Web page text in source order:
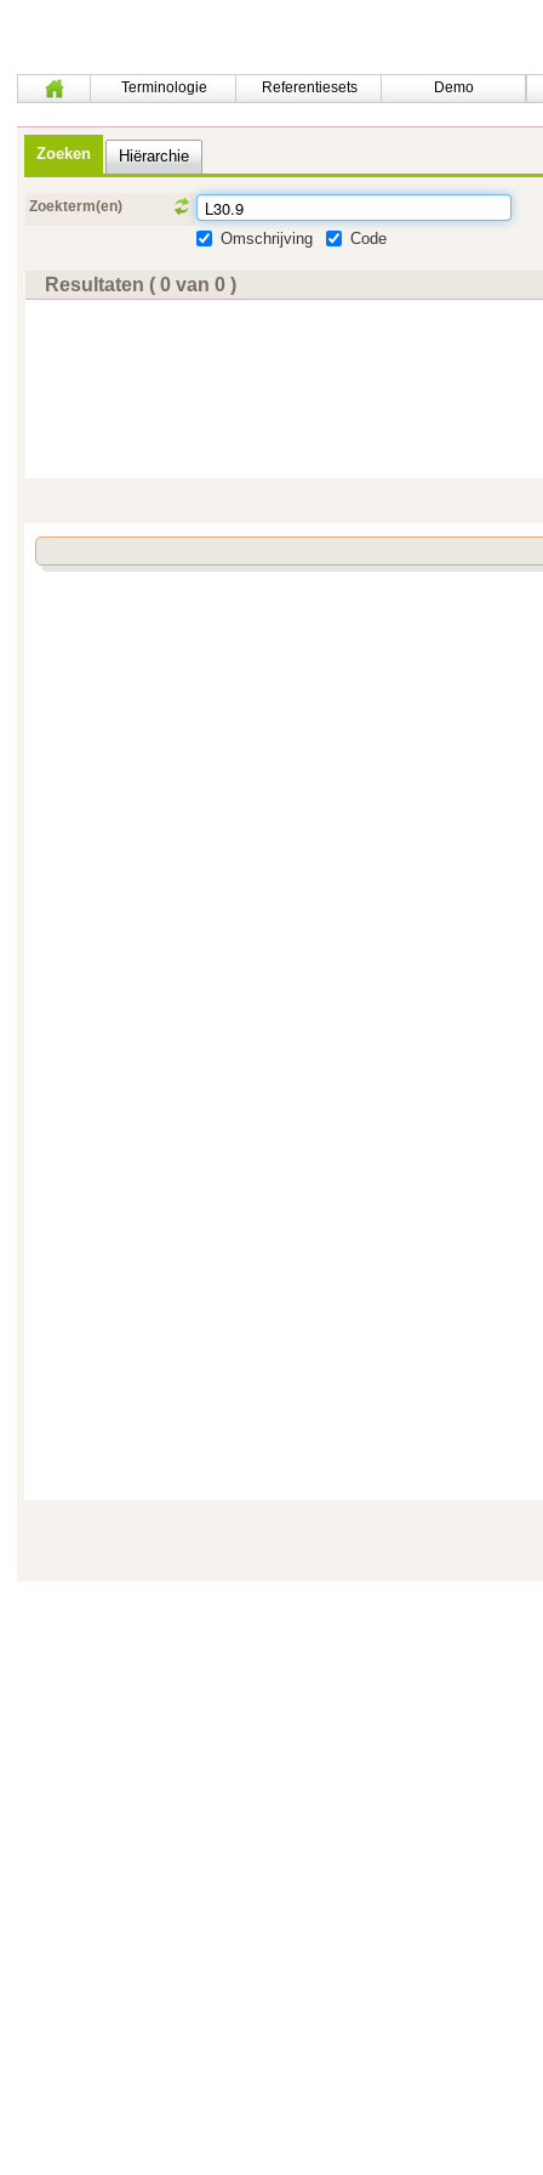
Terminologie Referentiesets Demo
Zoeken Hiërarchie
Zoekterm(en)
Omschrijving Code
Resultaten ( 0 van 0 )